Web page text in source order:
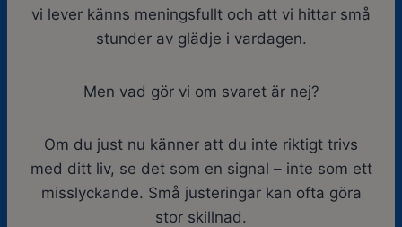
vi lever känns meningsfullt och att vi hittar små
stunder av glädje i vardagen.
Men vad gör vi om svaret är nej?
Om du just nu känner att du inte riktigt trivs
med ditt liv, se det som en signal – inte som ett
misslyckande. Små justeringar kan ofta göra
stor skillnad.